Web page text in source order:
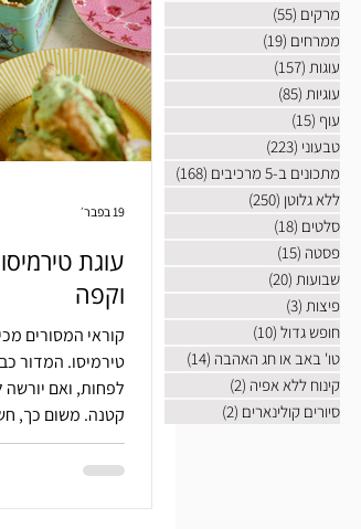
עוגת
וקפה
קוראי המסורים
טירמיסו.
לפחות, ואם יורשה
קטנה. משום כך,
לקופסת פח קטנה
למארזים קטנים של
19 בפבר׳
מרקים (55)
ממרחים (19)
עוגות (157)
עוגיות (85)
עוף (15)
טבעוני (223)
מתכונים ב-5 מרכיבים
(168)
ללא גלוטן (250)
סלטים (18)
פסטה (15)
שבועות (20)
פיצות (3)
חופש גדול (10)
טו' באב או חג האהבה (14)
קינוח ללא אפיה (2)
סיורים קולינארים (2)